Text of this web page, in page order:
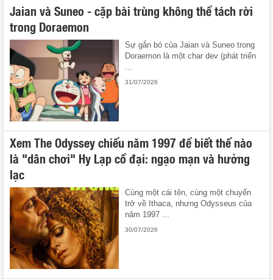
Jaian và Suneo - cặp bài trùng không thể tách rời
trong Doraemon
Sự gắn bó của Jaian và Suneo trong
Doraemon là một char dev (phát triển
31/07/2026
Xem The Odyssey chiếu năm 1997 để biết thế nào
là "dân chơi" Hy Lạp cổ đại: ngạo mạn và hưởng
lạc
Cùng một cái tên, cùng một chuyến
trở về Ithaca, nhưng Odysseus của
năm 1997 ...
30/07/2026